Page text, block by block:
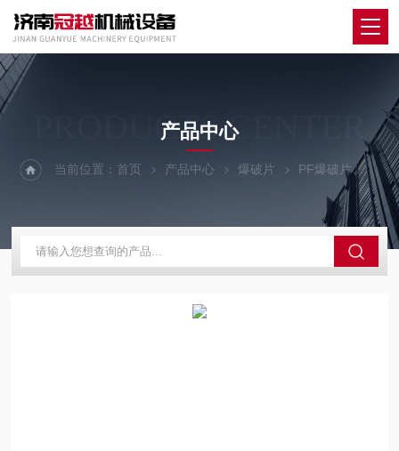
PRODUCTS CENTER
产品中心
当前位置：首页 产品中心 爆破片 PF爆破片 平